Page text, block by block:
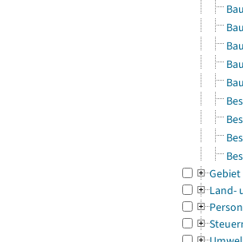
Gebiet
Land-